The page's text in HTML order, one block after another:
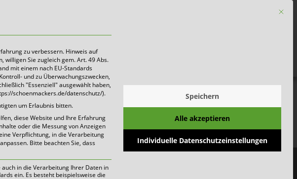
Mit
zu verbessern. Hinweis auf
willigen Sie zugleich gem. Art. 49 Abs.
mit einem nach EU-Standards
und zu Überwachungszwecken,
"Essenziell" ausgewählt haben,
schoenmackers.de/datenschutz/).
um Erlaubnis bitten.
diese Website und Ihre Erfahrung
oder die Messung von Anzeigen
Verpflichtung, in die Verarbeitung
Bitte beachten Sie, dass
in die Verarbeitung Ihrer Daten in
ein. Es besteht beispielsweise die
Speichern
Alle akzeptieren
Individuelle Datenschutzeinstellungen